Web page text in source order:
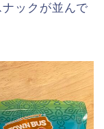
ックが並んで